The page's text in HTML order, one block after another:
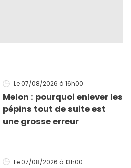
Le 07/08/2026 à 16h00
Melon : pourquoi enlever les
pépins tout de suite est
une grosse erreur
Le 07/08/2026 à 13h00